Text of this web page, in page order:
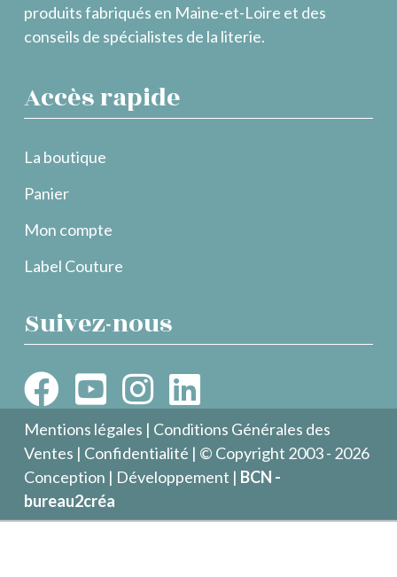
produits fabriqués en Maine-et-Loire et des
conseils de spécialistes de la literie.
Accès rapide
La boutique
Panier
Mon compte
Label Couture
Suivez-nous
Mentions légales | Conditions Générales des
Ventes | Confidentialité | © Copyright 2003 - 2026
Conception | Développement | BCN -
bureau2créa